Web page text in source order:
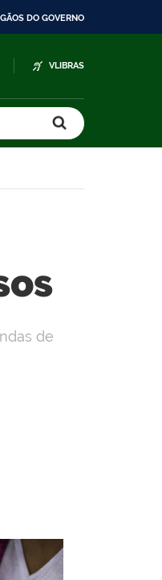
DO GOVERNO
VLIBRAS
de